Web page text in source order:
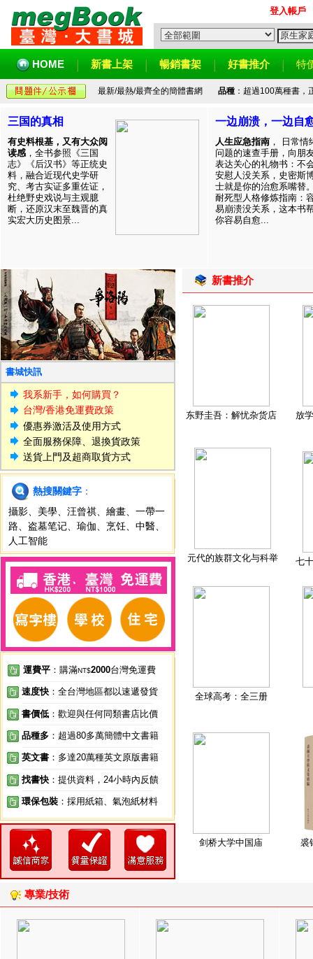
登入帳戶
HOME 新書上架 暢銷書架 好書推介 特
最新/最熱/最齊全的簡體書網 品種：超過100萬種書，
三国的真相
有史料根基，又有大众阅
读感 ，全书参照《三国
志》《后汉书》等正统史
料，融合近现代史学研
究、考古实证多重佐证，
杜绝野史戏说与主观臆
断，还原汉末至魏晋的真
实宏大历史图景...
一边崩溃，一边自
人生应急指南 ， 日常情
问题的速查手册，向朋
表达关心的礼物书：不
安慰人没关系，史密斯
士就是你的治愈系嘴替
耐死型人格修炼指南：
易崩溃没关系，这本书
你容易自愈...
書城快訊
我系新手，如何購買？
台灣/香港免運費政策
優惠券激活及使用方式
全面服務保障、退換貨政策
送貨上門及超商取貨方式
熱搜關鍵字 ：
攝影
美學 汪曾祺 繪畫
一帶一
路
盗墓笔记 瑜伽 烹饪 中醫
人工智能
運費平 ：購滿NT$2000台灣免運費
速度快 ：全台灣地區都以速遞發貨
書價低 ：歡迎與任何同類書店比價
品種多 ：超過80多萬簡體中文書籍
英文書 ：多達20萬種英文原版書籍
找書快 ：提供資料，24小時內反饋
環保包裝 ：採用紙箱、氣泡紙材料
新書推介
东野圭吾：解忧杂货店 放
元代的族群文化与科举 七
全球高考：全三册
剑桥大学中国庙 裘
專業/技術